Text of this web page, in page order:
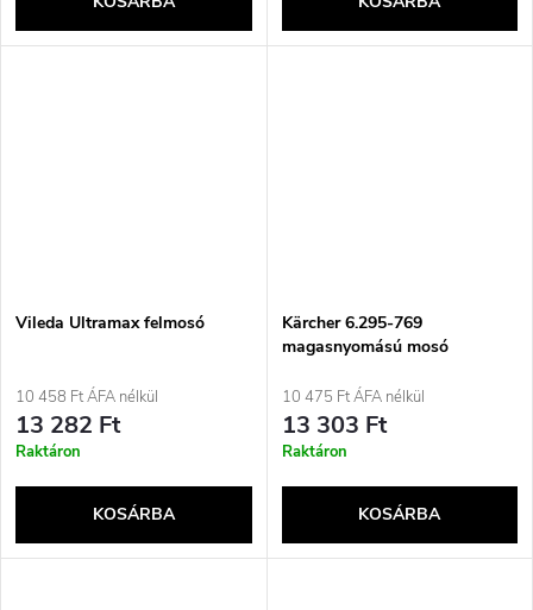
Vileda Ultramax felmosó
10 458 Ft ÁFA nélkül
13 282 Ft
Raktáron
KOSÁRBA
Kärcher 6.295-769
magasnyomású mosó
készlet
10 475 Ft ÁFA nélkül
13 303 Ft
Raktáron
KOSÁRBA